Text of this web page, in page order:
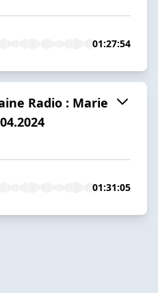
01:27:54
Radio : Marie
01:31:05